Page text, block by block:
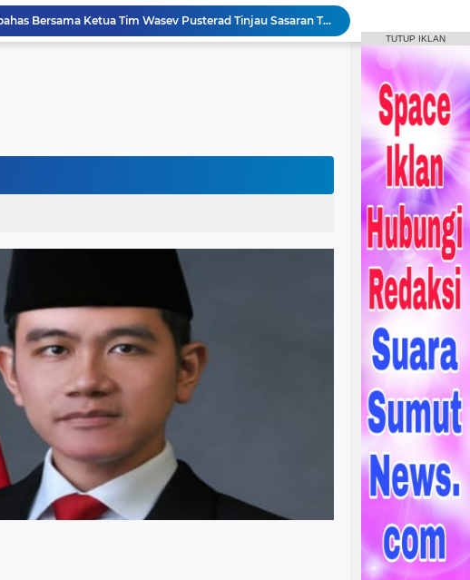
Bupati Humbahas Bersama Ketua Tim Wasev Pusterad Tinjau Sasaran TMMD.
Pemkab Humbang Hasundutan Salurkan Bantuan Sosial kepada Korban Kebakaran di Kecamatan Paranginan
Bupati Humbahas Letakkan Batu Pertama Pembangunan Cath Lab RSUD Doloksanggul
TUTUP IKLAN